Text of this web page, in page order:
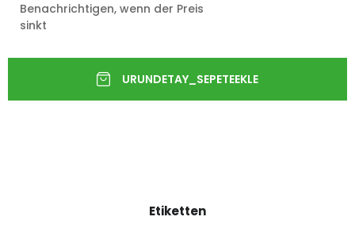
Benachrichtigen, wenn der Preis
sinkt
Etiketten